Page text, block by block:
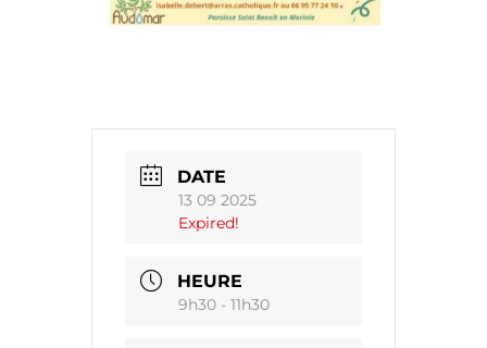
DATE
13 09 2025
Expired!
HEURE
9h30 - 11h30